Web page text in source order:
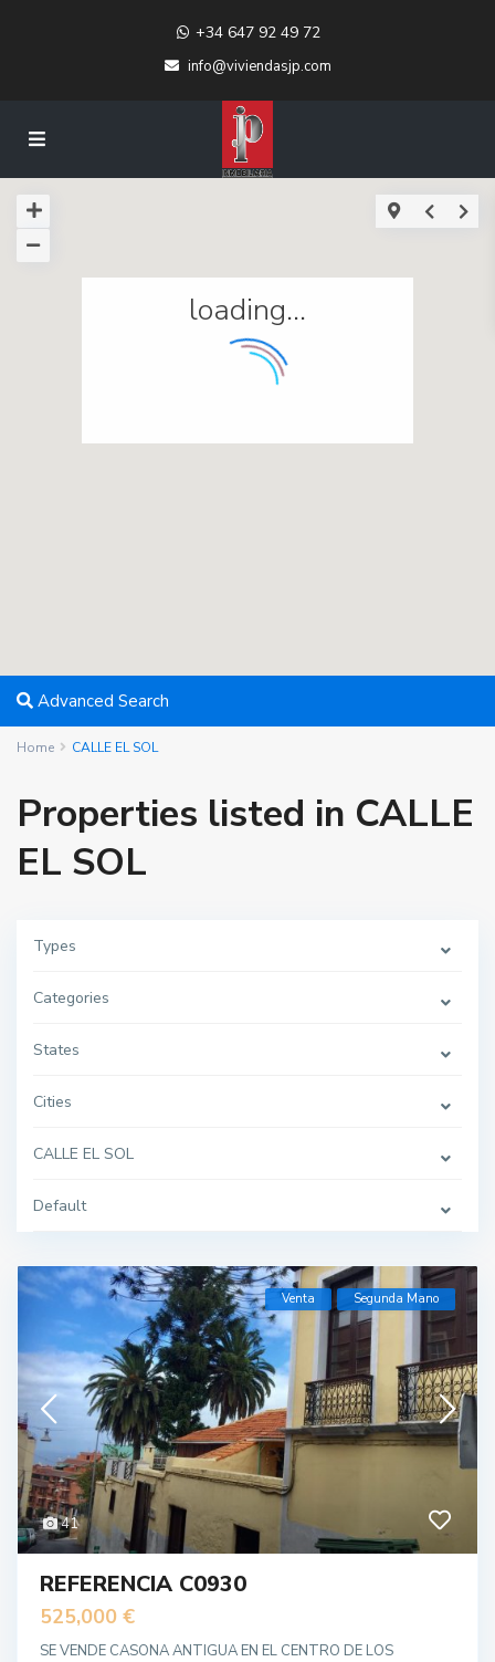
+34 647 92 49 72
info@viviendasjp.com
loading...
Advanced Search
Home CALLE EL SOL
Properties listed in CALLE
EL SOL
Types
Categories
States
Cities
CALLE EL SOL
Default
41
Venta Segunda Mano
REFERENCIA C0930
525,000 €
SE VENDE CASONA ANTIGUA EN EL CENTRO DE LOS